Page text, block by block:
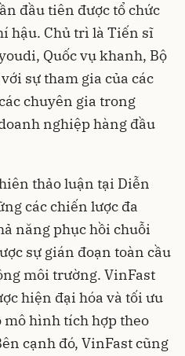
đầu tiên được tổ chức
hậu. Chủ trì là Tiến sĩ
Quốc vụ khanh, Bộ
sự tham gia của các
chuyên gia trong
nghiệp hàng đầu
thảo luận tại Diễn
các chiến lược đa
năng phục hồi chuỗi
sự gián đoạn toàn cầu
môi trường. VinFast
hiện đại hóa và tối ưu
mô hình tích hợp theo
cạnh đó, VinFast cũng